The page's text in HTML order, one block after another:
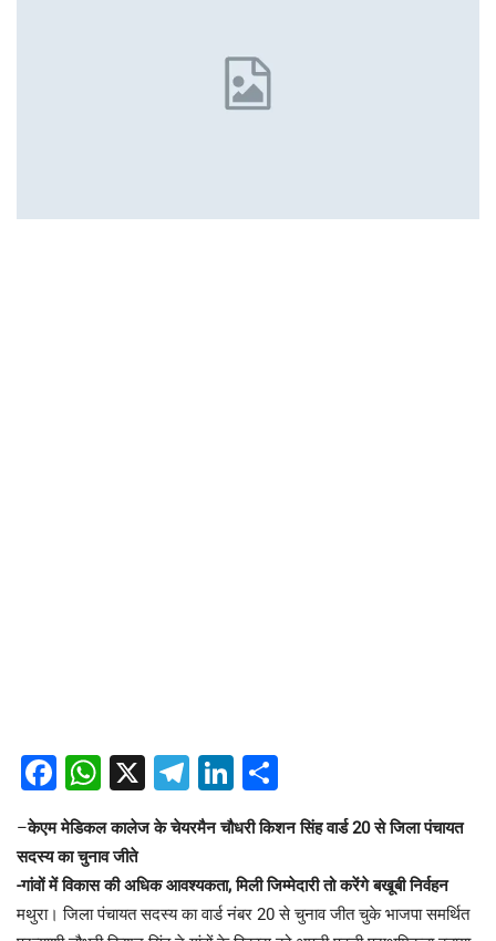
Facebook
WhatsApp
X Telegram
LinkedIn
–केएम मेडिकल कालेज के चेयरमैन चौधरी किशन सिंह वार्ड 20 से जिला पंचायत
सदस्य का चुनाव जीते
-गांवों में विकास की अधिक आवश्यकता, मिली जिम्मेदारी तो करेंगे बखूबी निर्वहन
मथुरा। जिला पंचायत सदस्य का वार्ड नंबर 20 से चुनाव जीत चुके भाजपा समर्थित